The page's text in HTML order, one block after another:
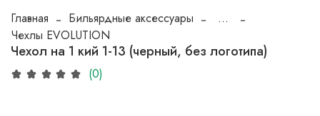
Главная Бильярдные аксессуары
...
Чехлы EVOLUTION
Чехол на 1 кий 1-13 (черный, без логотипа)
(0)